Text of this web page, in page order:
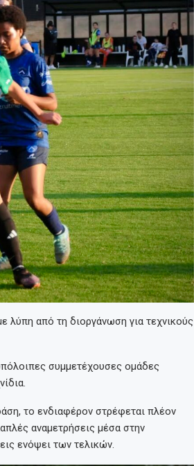
λύπη από τη διοργάνωση για τεχνικούς
συμμετέχουσες ομάδες
το ενδιαφέρον στρέφεται πλέον
αναμετρήσεις μέσα στην
ενόψει των τελικών.